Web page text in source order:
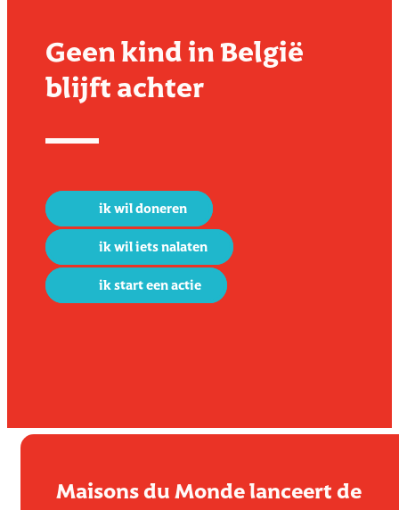
Geen kind in België
blijft achter
ik wil doneren
ik wil iets nalaten
ik start een actie
Maisons du Monde lanceert de